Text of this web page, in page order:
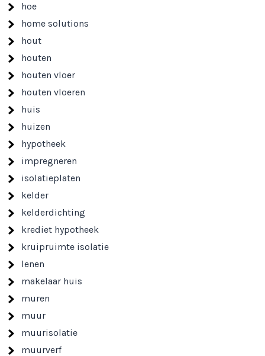
hoe
home solutions
hout
houten
houten vloer
houten vloeren
huis
huizen
hypotheek
impregneren
isolatieplaten
kelder
kelderdichting
krediet hypotheek
kruipruimte isolatie
lenen
makelaar huis
muren
muur
muurisolatie
muurverf